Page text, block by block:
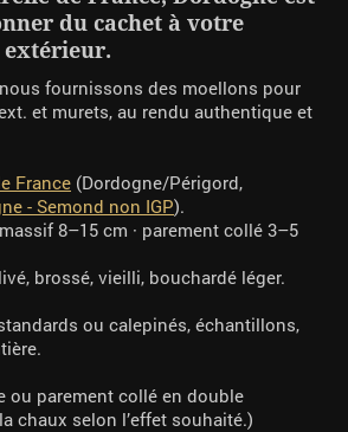
du cachet à votre
extérieur.
nous fournissons des moellons pour
et murets, au rendu authentique et
France (Dordogne/Périgord,
- Semond non IGP).
8–15 cm · parement collé 3–5
brossé, vieilli, bouchardé léger.
ou calepinés, échantillons,
ou parement collé en double
chaux selon l’effet souhaité.)